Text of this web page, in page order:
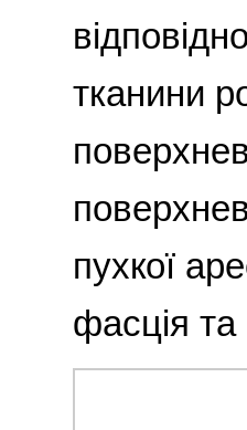
тканини
пухкої
фасція